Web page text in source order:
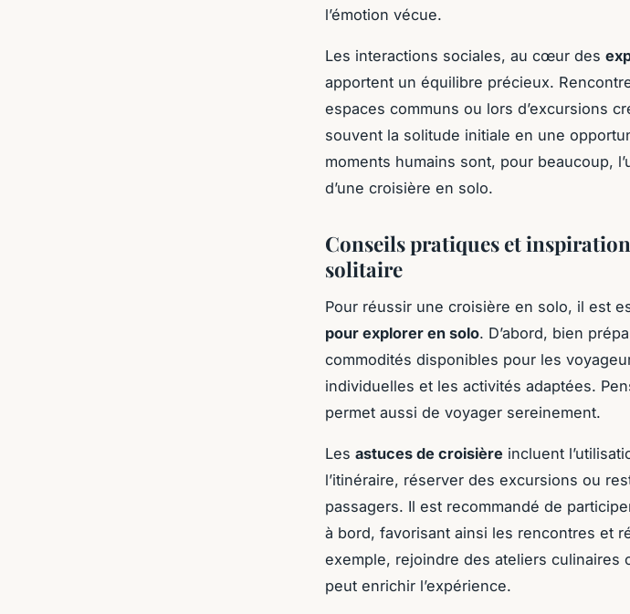
l’émotion vécue.
Les interactions sociales, au cœur des
apportent un équilibre précieux.
espaces communs ou lors d’excursions
souvent la solitude initiale en une
moments humains sont, pour beaucoup,
d’une croisière en solo.
Conseils pratiques et
solitaire
Pour réussir une croisière en solo, il est
pour explorer en solo. D’abord, bien
commodités disponibles pour les
individuelles et les activités adaptées.
permet aussi de voyager sereinement.
Les astuces de croisière incluent
l’itinéraire, réserver des excursions ou
passagers. Il est recommandé de
à bord, favorisant ainsi les rencontres et
exemple, rejoindre des ateliers
peut enrichir l’expérience.